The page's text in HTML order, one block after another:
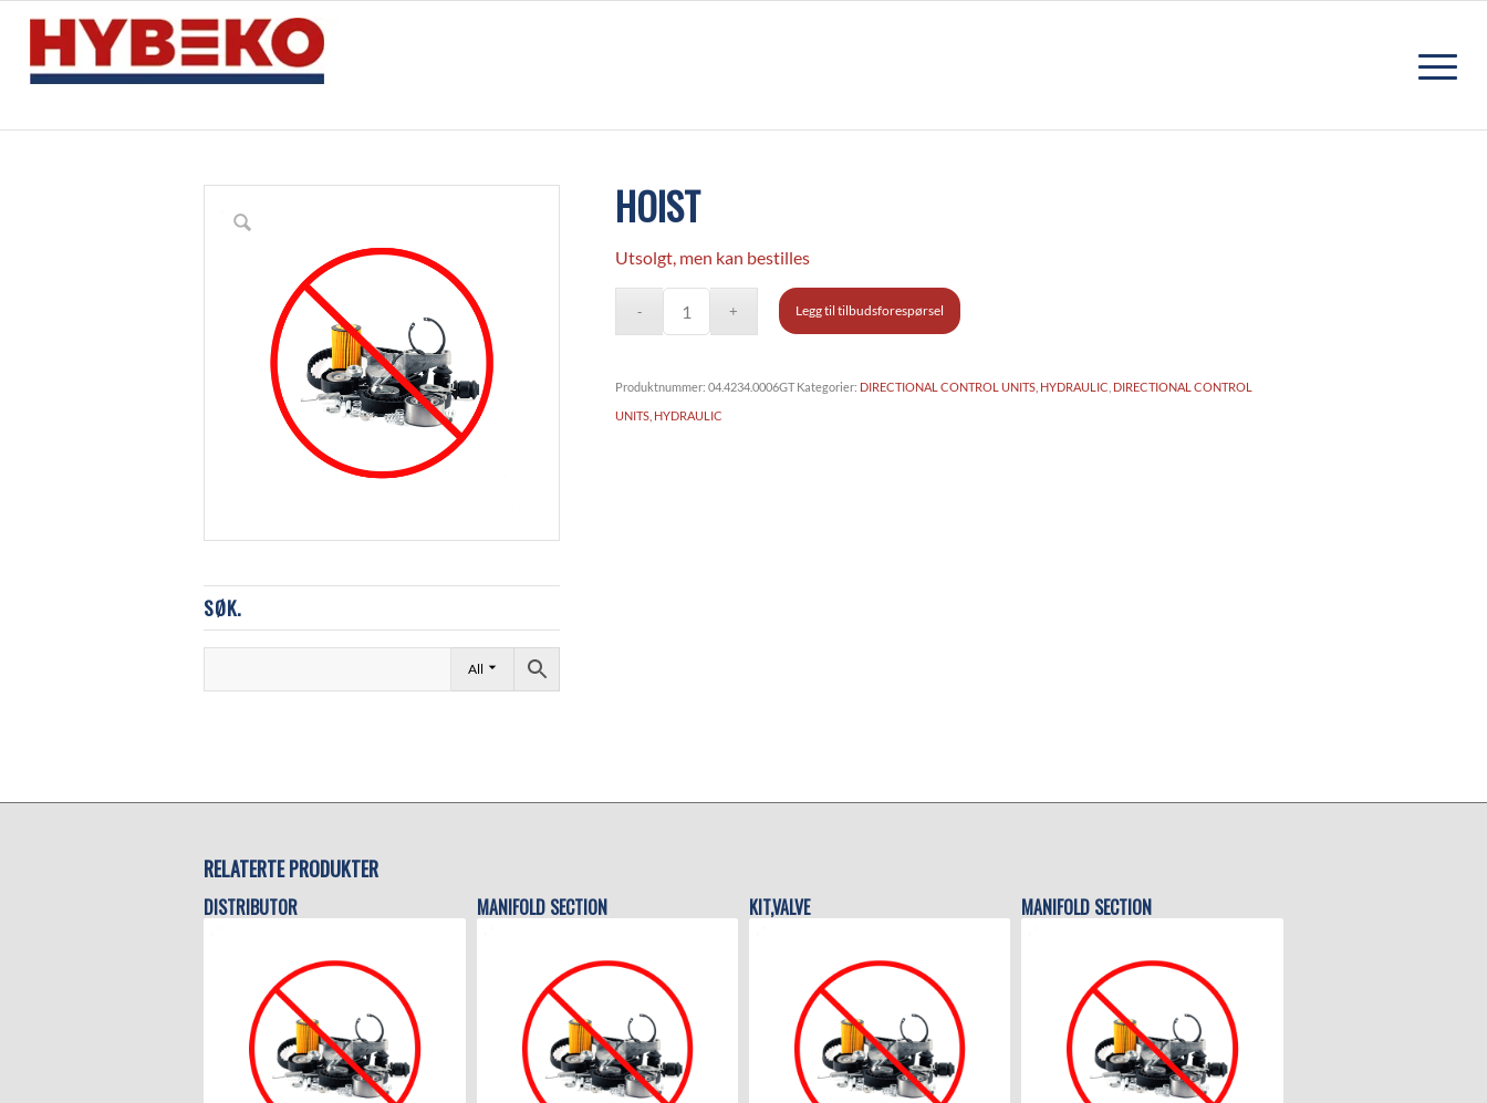
SØK.
All
HOIST
Utsolgt, men kan bestilles
Legg til tilbudsforespørsel
Produktnummer:04.4234.0006GT Kategorier: DIRECTIONAL CONTROL UNITS, HYDRAULIC DIRECTIONAL CONTROL
UNITS, HYDRAULIC
RELATERTE PRODUKTER
DISTRIBUTOR MANIFOLD SECTION KIT,VALVE MANIFOLD SECTION